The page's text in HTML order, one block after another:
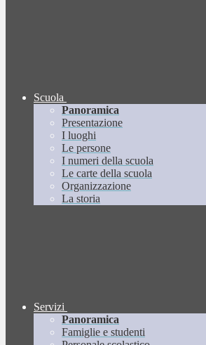
Scuola
Panoramica
Presentazione
I luoghi
Le persone
I numeri della scuola
Le carte della scuola
Organizzazione
La storia
Servizi
Panoramica
Famiglie e studenti